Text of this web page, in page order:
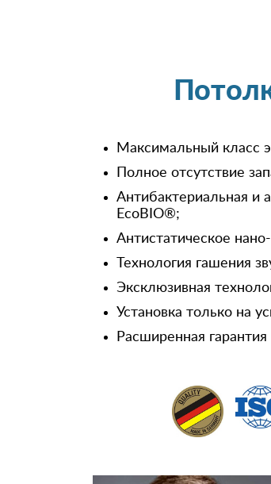
Максимальный класс
Полное отсутствие
Антибактериальная и
EcoBIO®;
Антистатическое
Технология гашения
Эксклюзивная
Установка только на
Расширенная